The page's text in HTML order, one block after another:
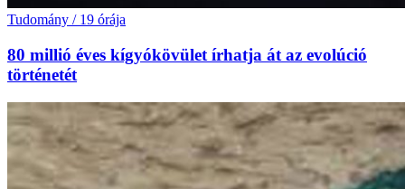
Tudomány / 19 órája
80 millió éves kígyókövület írhatja át az evolúció
történetét